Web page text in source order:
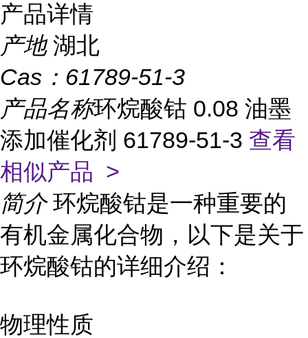
产品详情
产地 湖北
Cas： 61789-51-3
产品名称环烷酸钴 0.08 油墨
添加催化剂 61789-51-3 查看
相似产品 >
简介 环烷酸钴是一种重要的
有机金属化合物，以下是关于
环烷酸钴的详细介绍：
物理性质